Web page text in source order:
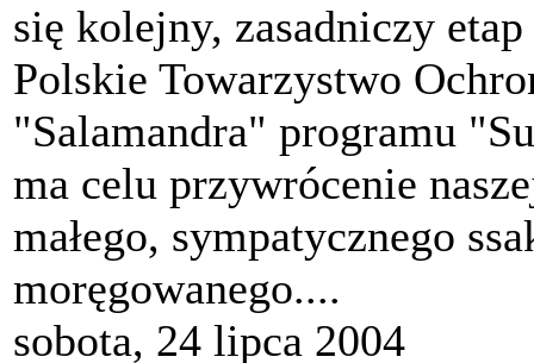
się kolejny, zasadniczy
Polskie Towarzystwo
"Salamandra" programu
ma celu przywrócenie
małego, sympatycznego
moręgowanego....
sobota, 24 lipca 2004